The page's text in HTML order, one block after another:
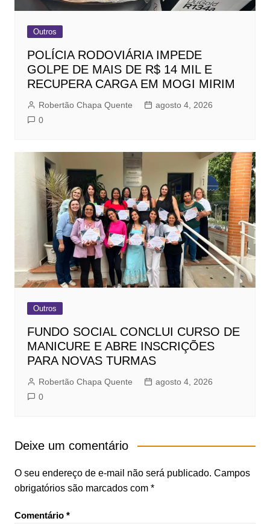
Outros
POLÍCIA RODOVIÁRIA IMPEDE
GOLPE DE MAIS DE R$ 14 MIL E
RECUPERA CARGA EM MOGI MIRIM
Robertão Chapa Quente
agosto 4, 2026
0
Outros
FUNDO SOCIAL CONCLUI CURSO DE
MANICURE E ABRE INSCRIÇÕES
PARA NOVAS TURMAS
Robertão Chapa Quente
agosto 4, 2026
0
Deixe um comentário
O seu endereço de e-mail não será publicado. Campos
obrigatórios são marcados com *
Comentário *